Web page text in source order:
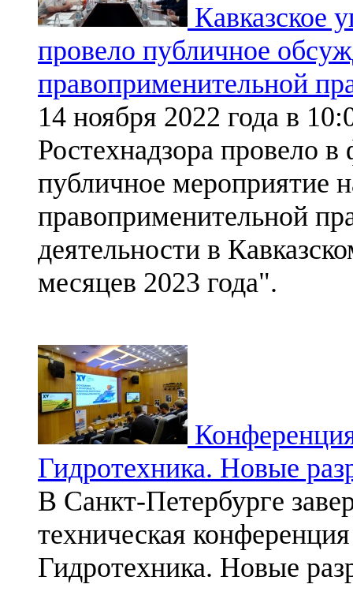
Кавказское
провело публичное
правоприменительной
14 ноября 2022 года в
Ростехнадзора провело
публичное мероприятие
правоприменительной
деятельности в
месяцев 2023 года".
Гидротехника. Новые
В Санкт-Петербурге
техническая
Гидротехника. Новые